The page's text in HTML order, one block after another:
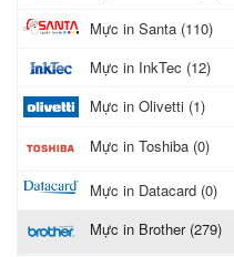
Mực in Santa (110)
Mực in InkTec (12)
Mực in Olivetti (1)
Mực in Toshiba (0)
Mực in Datacard (0)
Mực in Brother (279)